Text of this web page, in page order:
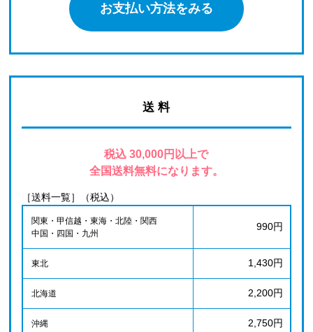
お支払い方法をみる
送 料
税込 30,000円以上で
全国送料無料になります。
［送料一覧］（税込）
関東・甲信越・東海・北陸・関西
中国・四国・九州
990円
東北 1,430円
北海道 2,200円
沖縄 2,750円